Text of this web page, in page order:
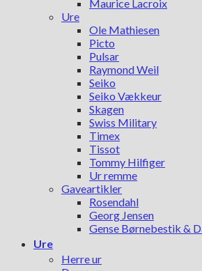
Maurice Lacroix
Ure
Ole Mathiesen
Picto
Pulsar
Raymond Weil
Seiko
Seiko Vækkeur
Skagen
Swiss Military
Timex
Tissot
Tommy Hilfiger
Ur remme
Gaveartikler
Rosendahl
Georg Jensen
Gense Børnebestik &
Ure
Herre ur